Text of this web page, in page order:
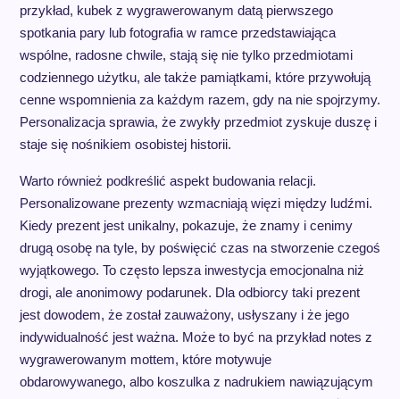
przykład, kubek z wygrawerowanym datą pierwszego
spotkania pary lub fotografia w ramce przedstawiająca
wspólne, radosne chwile, stają się nie tylko przedmiotami
codziennego użytku, ale także pamiątkami, które przywołują
cenne wspomnienia za każdym razem, gdy na nie spojrzymy.
Personalizacja sprawia, że zwykły przedmiot zyskuje duszę i
staje się nośnikiem osobistej historii.
Warto również podkreślić aspekt budowania relacji.
Personalizowane prezenty wzmacniają więzi między ludźmi.
Kiedy prezent jest unikalny, pokazuje, że znamy i cenimy
drugą osobę na tyle, by poświęcić czas na stworzenie czegoś
wyjątkowego. To często lepsza inwestycja emocjonalna niż
drogi, ale anonimowy podarunek. Dla odbiorcy taki prezent
jest dowodem, że został zauważony, usłyszany i że jego
indywidualność jest ważna. Może to być na przykład notes z
wygrawerowanym mottem, które motywuje
obdarowywanego, albo koszulka z nadrukiem nawiązującym